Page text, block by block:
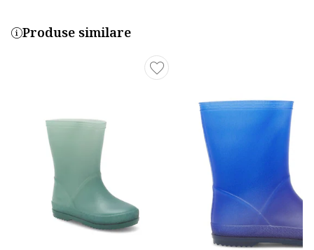
Produse similare